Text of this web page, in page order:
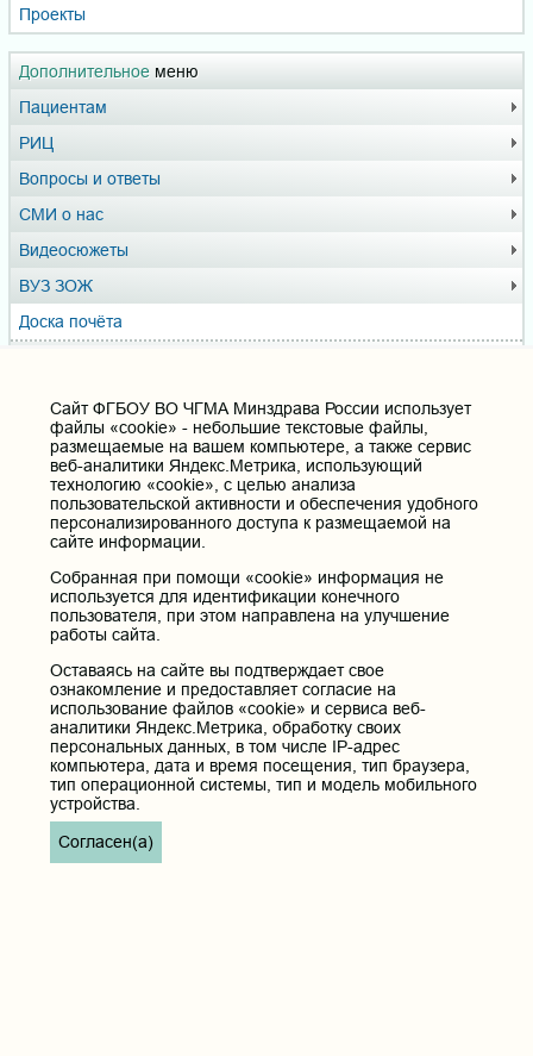
Проекты
Дополнительное меню
Пациентам
РИЦ
Вопросы и ответы
СМИ о нас
Видеосюжеты
ВУЗ ЗОЖ
Доска почёта
Полезные ссылки
Министерство здравоохранения РФ
Горячая линия для обращений в Министерство
здравоохранения Российской Федерации
Министерство просвещения Российской Федерации
Единая коллекция цифровых образовательных ресурсов
ФГБОУ ВО "Пензенский государственный университет"
Кафедра терапия
Контактные данные и телефоны
Федеральное государственное бюджетное образовательное
учреждение высшего образования «Читинская
государственная медицинская академия» Министерства
здравоохранения Российской Федерации
Юридический и фактический адрес:
672000, Российская Федерация, Забайкальский край, г. Чита, ул.
Cайт ФГБОУ ВО ЧГМА Минздрава России использует
файлы «cookie» - небольшие текстовые файлы,
размещаемые на вашем компьютере, а также сервис
веб-аналитики Яндекс.Метрика, использующий
технологию «cookie», с целью анализа
пользовательской активности и обеспечения удобного
персонализированного доступа к размещаемой на
сайте информации.
Собранная при помощи «cookie» информация не
используется для идентификации конечного
пользователя, при этом направлена на улучшение
работы сайта.
Оставаясь на сайте вы подтверждает свое
ознакомление и предоставляет согласие на
использование файлов «cookie» и сервиса веб-
аналитики Яндекс.Метрика, обработку своих
персональных данных, в том числе IP-адрес
компьютера, дата и время посещения, тип браузера,
тип операционной системы, тип и модель мобильного
устройства.
Согласен(а)